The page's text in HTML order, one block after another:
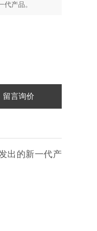
产品。
留言询价
出的新一代产